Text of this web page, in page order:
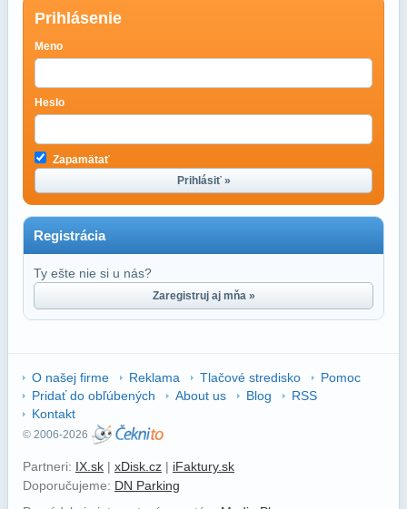
Prihlásenie
Meno
Heslo
Zapamätať
Prihlásiť »
Registrácia
Ty ešte nie si u nás?
Zaregistruj aj mňa »
O našej firme Reklama Tlačové stredisko
Pomoc
Pridať do obľúbených
About us Blog
RSS
Kontakt
© 2006-2026
Partneri: IX.sk | xDisk.cz | iFaktury.sk
Doporučujeme: DN Parking